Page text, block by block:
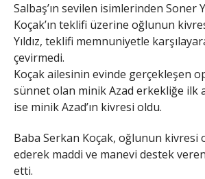
Salbaş’ın sevilen isimlerinden Soner
Koçak’ın teklifi üzerine oğlunun
Yıldız, teklifi memnuniyetle
çevirmedi.
Koçak ailesinin evinde gerçekleşen
sünnet olan minik Azad erkekliğe ilk
ise minik Azad’ın kivresi oldu.
Baba Serkan Koçak, oğlunun kivresi
ederek maddi ve manevi destek veren
etti.